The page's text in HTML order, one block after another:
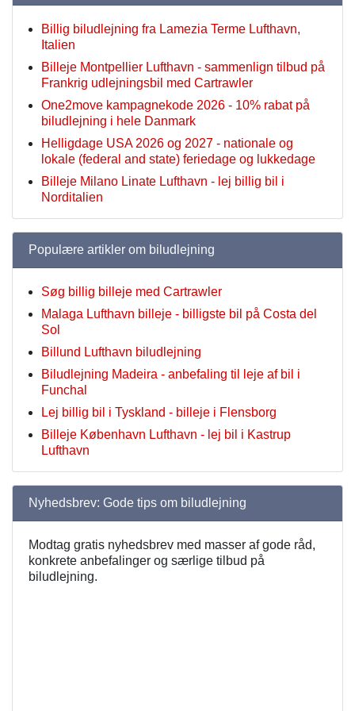
Billig biludlejning fra Lamezia Terme Lufthavn,
Italien
Billeje Montpellier Lufthavn - sammenlign tilbud på
Frankrig udlejningsbil med Cartrawler
One2move kampagnekode 2026 - 10% rabat på
biludlejning i hele Danmark
Helligdage USA 2026 og 2027 - nationale og
lokale (federal and state) feriedage og lukkedage
Billeje Milano Linate Lufthavn - lej billig bil i
Norditalien
Populære artikler om biludlejning
Søg billig billeje med Cartrawler
Malaga Lufthavn billeje - billigste bil på Costa del
Sol
Billund Lufthavn biludlejning
Biludlejning Madeira - anbefaling til leje af bil i
Funchal
Lej billig bil i Tyskland - billeje i Flensborg
Billeje København Lufthavn - lej bil i Kastrup
Lufthavn
Nyhedsbrev: Gode tips om biludlejning
Modtag gratis nyhedsbrev med masser af gode råd,
konkrete anbefalinger og særlige tilbud på
biludlejning.